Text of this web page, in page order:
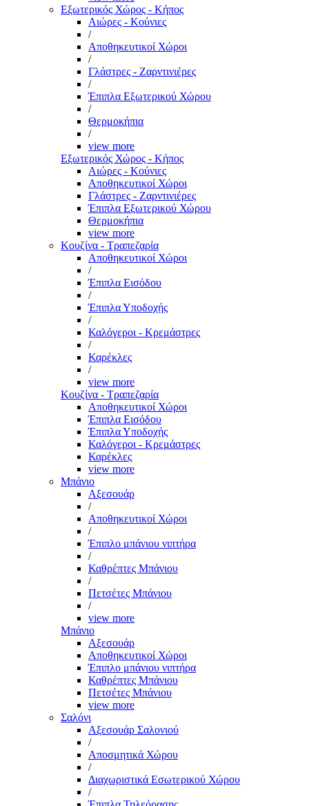
Εξωτερικός Χώρος - Κήπος
Αιώρες - Κούνιες
/
Αποθηκευτικοί Χώροι
/
Γλάστρες - Ζαρντινιέρες
/
Έπιπλα Εξωτερικού Χώρου
/
Θερμοκήπια
/
view more
Εξωτερικός Χώρος - Κήπος
Αιώρες - Κούνιες
Αποθηκευτικοί Χώροι
Γλάστρες - Ζαρντινιέρες
Έπιπλα Εξωτερικού Χώρου
Θερμοκήπια
view more
Κουζίνα - Τραπεζαρία
Αποθηκευτικοί Χώροι
/
Έπιπλα Εισόδου
/
Έπιπλα Υποδοχής
/
Καλόγεροι - Κρεμάστρες
/
Καρέκλες
/
view more
Κουζίνα - Τραπεζαρία
Αποθηκευτικοί Χώροι
Έπιπλα Εισόδου
Έπιπλα Υποδοχής
Καλόγεροι - Κρεμάστρες
Καρέκλες
view more
Μπάνιο
Αξεσουάρ
/
Αποθηκευτικοί Χώροι
/
Έπιπλο μπάνιου νιπτήρα
/
Καθρέπτες Μπάνιου
/
Πετσέτες Μπάνιου
/
view more
Μπάνιο
Αξεσουάρ
Αποθηκευτικοί Χώροι
Έπιπλο μπάνιου νιπτήρα
Καθρέπτες Μπάνιου
Πετσέτες Μπάνιου
view more
Σαλόνι
Αξεσουάρ Σαλονιού
/
Αποσμητικά Χώρου
/
Διαχωριστικά Εσωτερικού Χώρου
/